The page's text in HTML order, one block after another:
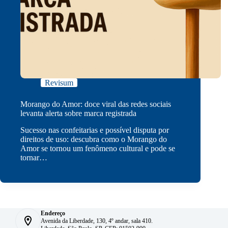
Revisum
Morango do Amor: doce viral das redes sociais
levanta alerta sobre marca registrada
Sucesso nas confeitarias e possível disputa por
direitos de uso: descubra como o Morango do
Amor se tornou um fenômeno cultural e pode se
tornar…
Endereço
Avenida da Liberdade, 130, 4º andar, sala 410.